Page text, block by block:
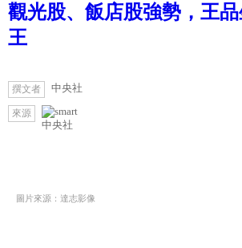
觀光股、飯店股強勢，王
王
撰文者 中央社
來源
中央社
圖片來源：達志影像